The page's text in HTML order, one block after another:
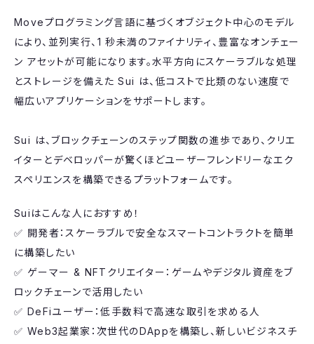
​Moveプログラミング言語に基づくオブジェクト中心のモデル
により、並列実行、1 秒未満のファイナリティ、豊富なオンチェー
ン アセットが可能になります。水平方向にスケーラブルな処理
とストレージを備えた Sui は、低コストで比類のない速度で
幅広いアプリケーションをサポートします。
Sui は、ブロックチェーンのステップ関数の進歩であり、クリエ
イターとデベロッパーが驚くほどユーザーフレンドリーなエク
スペリエンスを構築できるプラットフォームです。
​Suiはこんな人におすすめ！
✅ 開発者：スケーラブルで安全なスマートコントラクトを簡単
に構築したい
✅ ゲーマー & NFTクリエイター：ゲームやデジタル資産をブ
ロックチェーンで活用したい
✅ DeFiユーザー：低手数料で高速な取引を求める人
✅ Web3起業家：次世代のDAppを構築し、新しいビジネスチ